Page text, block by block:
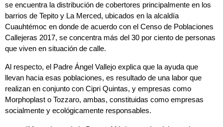
se encuentra la distribución de cobertores principalmente en los
barrios de Tepito y La Merced, ubicados en la alcaldía
Cuauhtémoc en donde de acuerdo con el Censo de Poblaciones
Callejeras 2017, se concentra más del 30 por ciento de personas
que viven en situación de calle.
Al respecto, el Padre Ángel Vallejo explica que la ayuda que
llevan hacia esas poblaciones, es resultado de una labor que
realizan en conjunto con Cipri Quintas, y empresas como
Morphoplast o Tozzaro, ambas, constituidas como empresas
socialmente y ecológicamente responsables.